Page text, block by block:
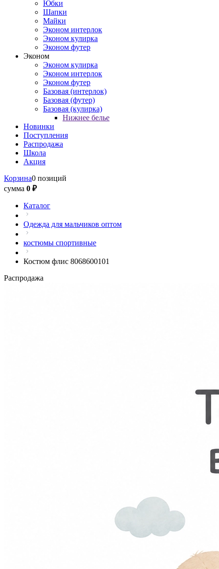
Юбки
Шапки
Майки
Эконом интерлок
Эконом кулирка
Эконом футер
Эконом
Эконом кулирка
Эконом интерлок
Эконом футер
Базовая (интерлок)
Базовая (футер)
Базовая (кулирка)
Нижнее белье
Новинки
Поступления
Распродажа
Школа
Акция
Корзина0 позиций
сумма 0 ₽
Каталог
Одежда для мальчиков оптом
костюмы спортивные
Костюм флис 8068600101
Распродажа